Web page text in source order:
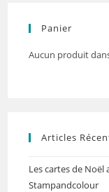
Panier
Aucun produit
Articles
Les cartes de Noël
Stampandcolour